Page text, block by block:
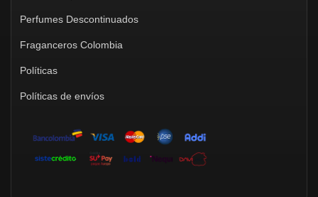
Perfumes Descontinuados
Fraganceros Colombia
Políticas
Políticas de envíos